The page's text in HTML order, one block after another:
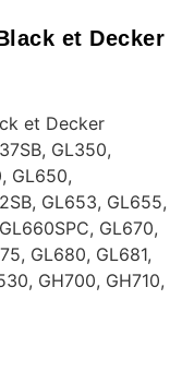
et Decker
et Decker
GL350,
GL650,
GL653, GL655,
GL670,
GL680, GL681,
GH700, GH710,